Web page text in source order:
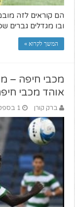
הם קוראים לזה
ובו מגדלים גברים
המשך לקרוא »
מכבי חיפה –
אוהד מכבי
ברק קורן 1 בספטמבר 2018